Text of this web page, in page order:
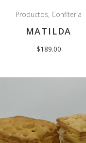
Productos, Confitería
MATILDA
$189.00